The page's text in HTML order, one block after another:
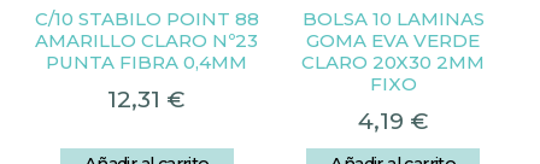
C/10 STABILO POINT 88
AMARILLO CLARO Nº23
PUNTA FIBRA 0,4MM
12,31 €
BOLSA 10 LAMINAS
GOMA EVA VERDE
CLARO 20X30 2MM
FIXO
4,19 €